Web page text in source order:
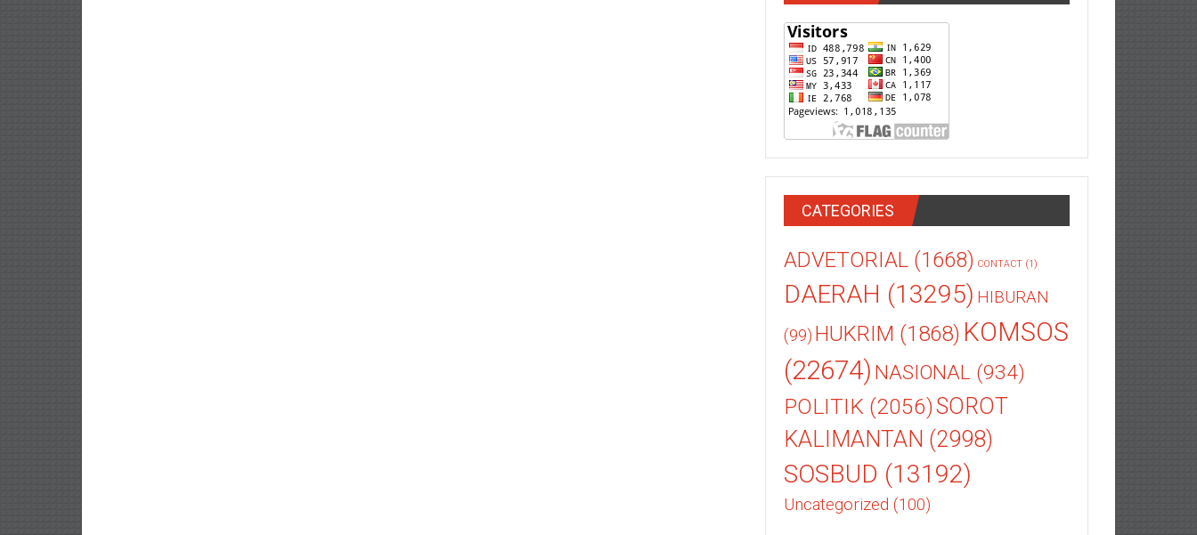
CATEGORIES
ADVETORIAL (1668) CONTACT (1)
DAERAH (13295) HIBURAN
(99) HUKRIM (1868) KOMSOS
(22674) NASIONAL (934)
POLITIK (2056)SOROT
KALIMANTAN (2998)
SOSBUD (13192)
Uncategorized (100)